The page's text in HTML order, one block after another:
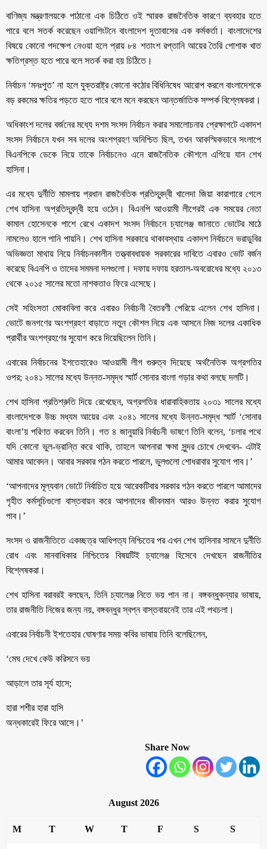
বাণিজ্য মন্ত্রণালয়কে পাঠানো এক চিঠিতে ওই স্মারক রাজনৈতিক কারণে ব্যবহার হতে
পারে বলে সতর্ক করেছেন ওয়াশিংটনে বাংলাদেশ দূতাবাসের এক কর্মকর্তা। বাংলাদেশের
বিষয়ে কোনো পদক্ষেপ নেওয়া হলে প্রায় ৮৪ শতাংশ রপ্তানি আয়ের তৈরি পোশাক খাত
ক্ষতিগ্রস্ত হতে পারে বলে সতর্ক করা হয় চিঠিতে।
নির্বাচন ‘মনঃপুত’ না হলে যুক্তরাষ্ট্র কোনো কঠোর বিধিনিষেধ আরোপ করলে বাংলাদেশকে
বড় রকমের ক্ষতির পড়তে হতে পারে বলে মনে করছেন আন্তর্জাতিক সম্পর্ক বিশ্লেষকরা।
অধিকাংশ দলের বর্জনের মধ্যে দশম সংসদ নির্বাচন করার সমালোচনার প্রেক্ষাপটে একাদশ
সংসদ নির্বাচনে যখন সব দলের অংশগ্রহণ অনিশ্চিত ছিল, তখন আকস্মিকভাবে সংলাপে
বিএনপিকে ডেকে নিয়ে তাকে নির্বাচনেও এনে রাজনৈতিক কৌশলে এগিয়ে যান শেখ
হাসিনা।
এর মধ্যে দুর্নীতি মামলায় প্রধান রাজনৈতিক প্রতিদ্বন্দ্বী খালেদা জিয়া কারাগারে গেলে
শেখ হাসিনা অপ্রতিদ্বন্দ্বী হয়ে ওঠেন। বিএনপি আওয়ামী লীগেরই এক সময়ের নেতা
কামাল হোসেনকে পাশে রেখে একাদশ সংসদ নির্বাচনে চ্যালেঞ্জ জানাতে ভোটের মাঠে
নামলেও হালে পানি পায়নি। শেখ হাসিনা সরকারে থাকাবস্থায় একাদশ নির্বাচনে ভরাডুবির
অভিজ্ঞতা মাথায় নিয়ে নির্বাচনকালীন তত্ত্বাবধায়ক সরকারের দাবিতে এবারও ভোট বর্জন
করেছে বিএনপি ও তাদের সমমনা দলগুলো। দফায় দফায় হরতাল-অবরোধের মধ্যে ২০১৩
থেকে ২০১৫ সালের মতো নাশকতাও ফিরে এসেছে।
সেই সহিংসতা মোকাবিলা করে এবারও নির্বাচনী বৈতরণী পেরিয়ে এলেন শেখ হাসিনা।
ভোটে জনগণের অংশগ্রহণ বাড়াতে নতুন কৌশল নিয়ে এক আসনে নিজ দলের একাধিক
প্রার্থীর অংশগ্রহণের সুযোগ করে দিয়েছিলেন তিনি।
এবারের নির্বাচনের ইশতেহারেও আওয়ামী লীগ গুরুত্ব দিয়েছে অর্থনৈতিক অগ্রগতির
ওপর; ২০৪১ সালের মধ্যে উন্নত-সমৃদ্ধ স্মার্ট সোনার বাংলা গড়ার কথা বলছে দলটি।
শেখ হাসিনা প্রতিশ্রুতি দিয়ে রেখেছেন, অগ্রগতির ধারাবাহিকতায় ২০৩১ সালের মধ্যে
বাংলাদেশকে উচ্চ মধ্যম আয়ের এবং ২০৪১ সালের মধ্যে উন্নত-সমৃদ্ধ স্মার্ট ‘সোনার
বাংলা’য় পরিণত করবেন তিনি। গত ৪ জানুয়ারি নির্বাচনী ভাষণে তিনি বলেন, ‘চলার পথে
যদি কোনো ভুল-ভ্রান্তি করে থাকি, তাহলে আপনারা ক্ষমা সুন্দর চোখে দেখবেন- এটাই
আমার আবেদন। আবার সরকার গঠন করতে পারলে, ভুলগুলো শোধরাবার সুযোগ পাব।’
‘আপনাদের মূল্যবান ভোটে নির্বাচিত হয়ে আরেকটিবার সরকার গঠন করতে পারলে আমাদের
গৃহীত কর্মসূচিগুলো বাস্তবায়ন করে আপনাদের জীবনমান আরও উন্নত করার সুযোগ
পাব।’
সংসদ ও রাজনীতিতে একচ্ছত্র আধিপত্য নিশ্চিতের পর এখন শেখ হাসিনার সামনে দুর্নীতি
রোধ এবং মানবাধিকার নিশ্চিতের বিষয়টিই চ্যালেঞ্জ হিসেবে দেখছেন রাজনীতির
বিশ্লেষকরা।
শেখ হাসিনা বরাবরই বলছেন, তিনি চ্যালেঞ্জ নিতে ভয় পান না। বঙ্গবন্ধুকন্যার ভাষায়,
তার রাজনীতি নিজের জন্য নয়, বঙ্গবন্ধুর স্বপ্ন বাস্তবায়নেই তার এই পথচলা।
এবারের নির্বাচনী ইশতেহার ঘোষণার সময় কবির ভাষায় তিনি বলেছিলেন,
‘মেঘ দেখে কেউ করিসনে ভয়
আড়ালে তার সূর্য হাসে;
হারা শশীর হারা হাসি
অন্ধকারেই ফিরে আসে।’
Share Now
August 2026
M T W T F S S